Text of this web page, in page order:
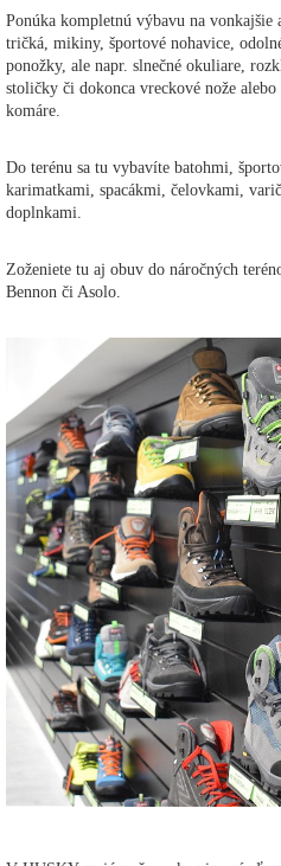
Ponúka kompletnú výbavu na
tričká, mikiny, športové nohavice,
ponožky, ale napr. slnečné okuliare,
stoličky či dokonca vreckové nože
komáre.
Do terénu sa tu vybavíte batohmi,
karimatkami, spacákmi, čelovkami,
doplnkami.
Zoženiete tu aj obuv do náročných
Bennon či Asolo.